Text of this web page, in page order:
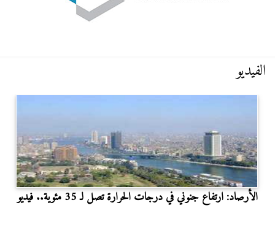
الفيديو
الأرصاد: ارتفاع جنوني في درجات الحرارة تصل لـ 35 مئوية.. فيديو